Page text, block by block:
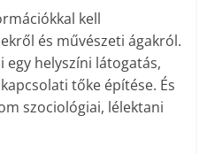
kell
és művészeti ágakról.
egy helyszíni látogatás,
tőke építése. És
szociológiai, lélektani